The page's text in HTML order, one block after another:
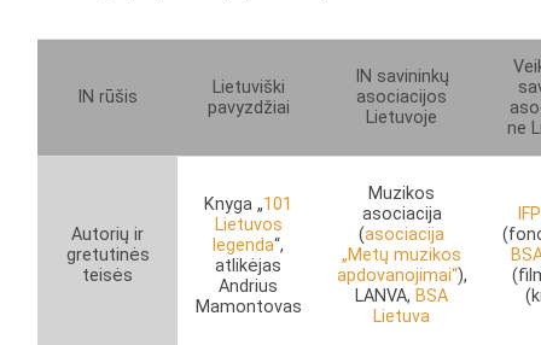
IN rūšis
Lietuviški
pavyzdžiai
IN savininkų
asociacijos
Lietuvoje
ne
Autorių ir
gretutinės
teisės
Knyga „101
Lietuvos
legenda“,
atlikėjas
Andrius
Mamontovas
Muzikos
asociacija
(asociacija
„Metų muzikos
apdovanojimai“),
LANVA, BSA
Lietuva